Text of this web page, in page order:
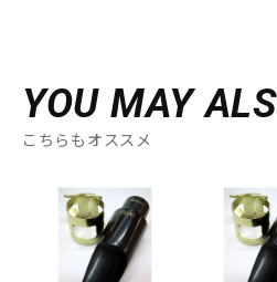
YOU MAY
こちらもオススメ